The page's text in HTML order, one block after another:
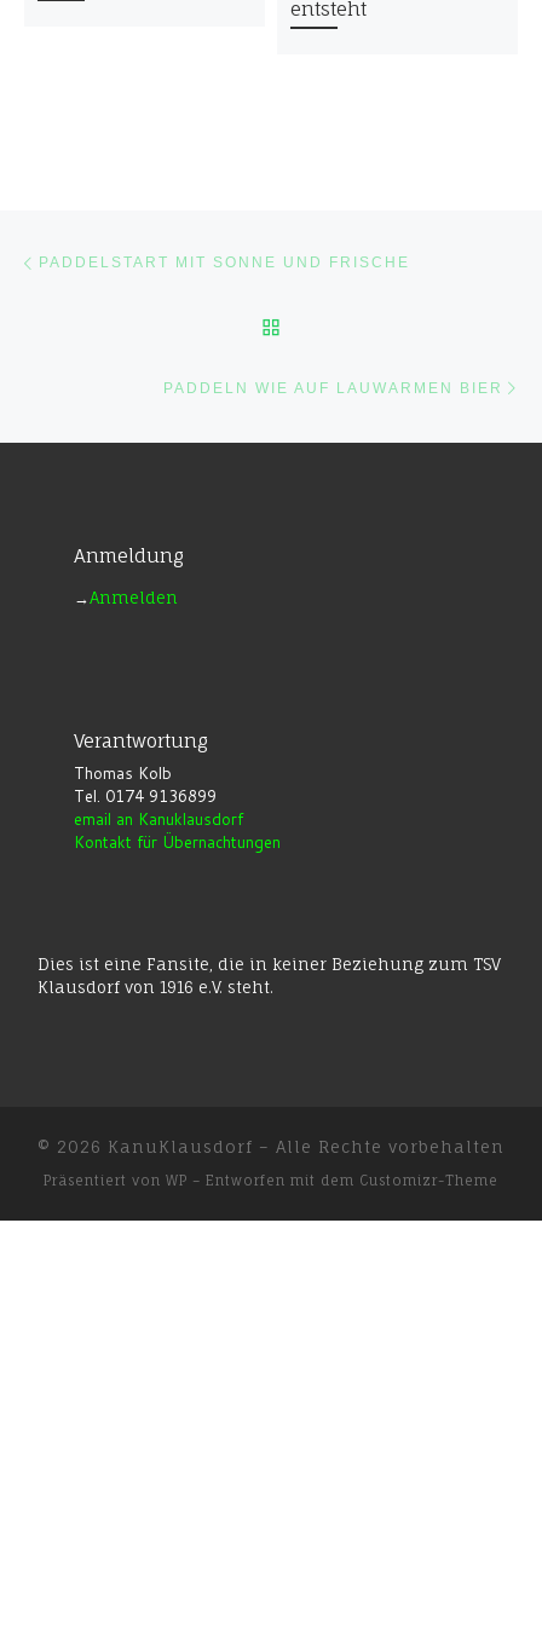
entsteht
PADDELSTART MIT SONNE UND FRISCHE
PADDELN WIE AUF LAUWARMEN BIER
Anmeldung
→Anmelden
Verantwortung
Thomas Kolb
Tel. 0174 9136899
email an Kanuklausdorf
Kontakt für Übernachtungen
Dies ist eine Fansite, die in keiner Beziehung zum TSV
Klausdorf von 1916 e.V. steht.
© 2026 KanuKlausdorf – Alle Rechte vorbehalten
Präsentiert von WP – Entworfen mit dem Customizr-Theme